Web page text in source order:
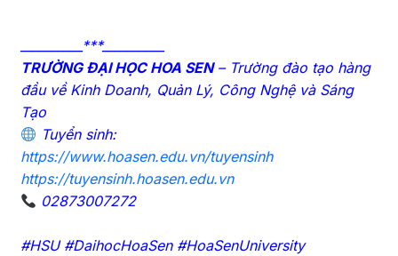
__________***__________
TRƯỜNG ĐẠI HỌC HOA SEN– Trường đào tạo hàng
đầu về Kinh Doanh, Quản Lý, Công Nghệ và Sáng
Tạo
Tuyển sinh:
https://www.hoasen.edu.vn/tuyensinh
https://tuyensinh.hoasen.edu.vn
02873007272
#HSU #DaihocHoaSen #HoaSenUniversity